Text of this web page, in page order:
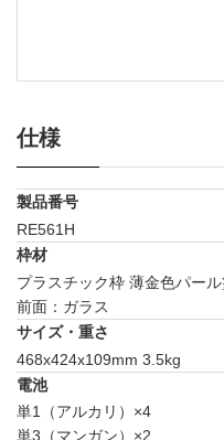
仕様
製品番号
RE561H
枠材
プラスチック枠 薄金色パー
前面：ガラス
サイズ・重さ
468x424x109mm 3.5kg
電池
単1（アルカリ）×4
単3（マンガン）×2